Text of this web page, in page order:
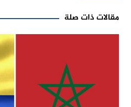
مقالات ذات صلة